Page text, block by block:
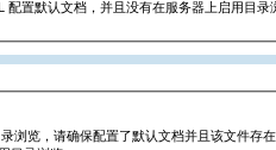
配置默认文档，并且没有在服务器上启用目录
浏览，请确保配置了默认文档并且该文件存